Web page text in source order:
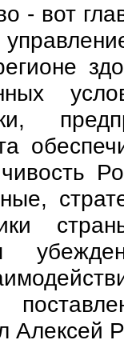
- вот
Алексей